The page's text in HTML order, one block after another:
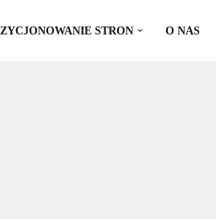
STRON O NAS